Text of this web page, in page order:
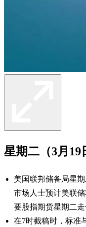
星期二（3月19
美国联邦储备局星
市场人士预计美联
要股指期货星期二走
在7时截稿时，标准